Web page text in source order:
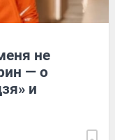
не
— о
и